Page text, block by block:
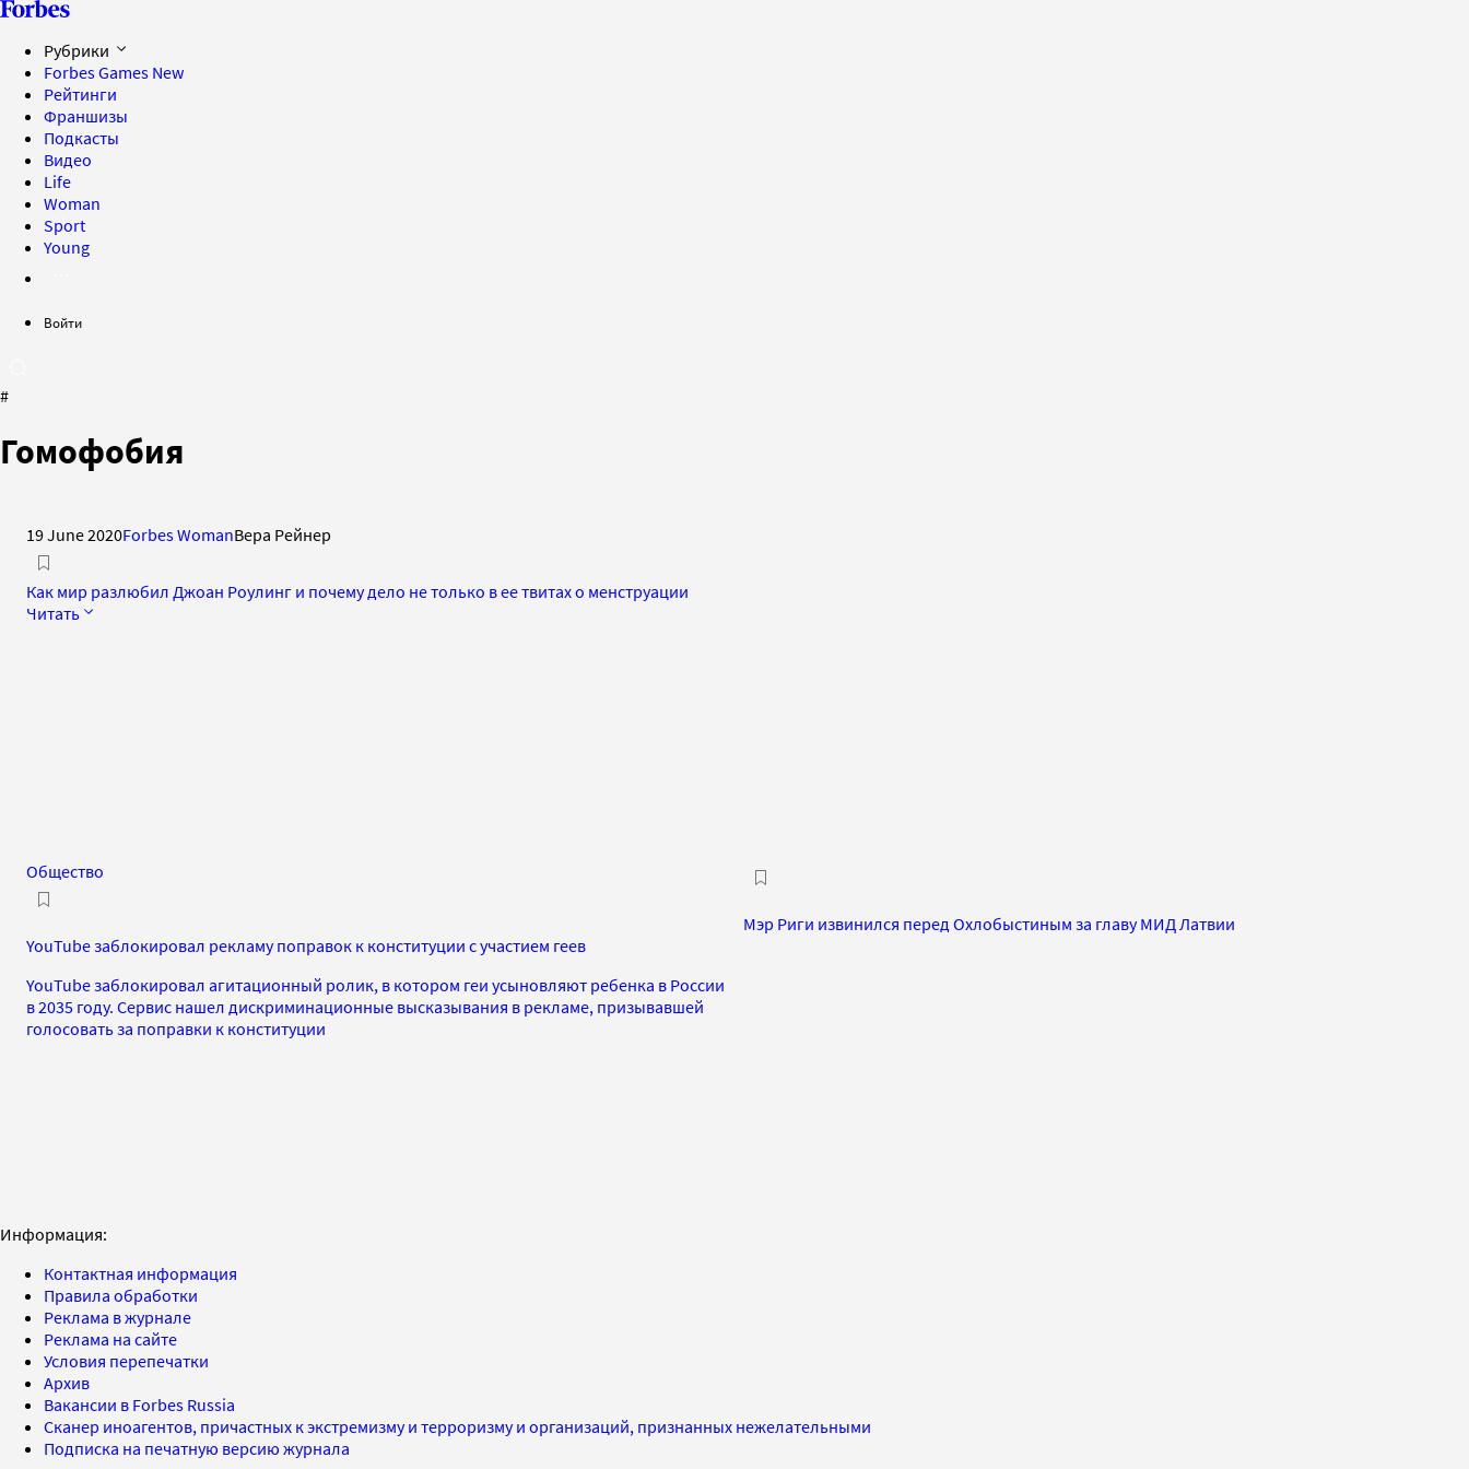
Рубрики
Forbes Games New
Рейтинги
Франшизы
Подкасты
Видео
Life
Woman
Sport
Young
Войти
#
Гомофобия
19 June 2020Forbes WomanВера Рейнер
Как мир разлюбил Джоан Роулинг и почему дело не только в ее твитах о менструации
Читать
Общество
YouTube заблокировал рекламу поправок к конституции с участием геев
YouTube заблокировал агитационный ролик, в котором геи усыновляют ребенка в России
в 2035 году. Сервис нашел дискриминационные высказывания в рекламе, призывавшей
голосовать за поправки к конституции
Мэр Риги извинился перед Охлобыстиным за главу МИД Латвии
Информация:
Контактная информация
Правила обработки
Реклама в журнале
Реклама на сайте
Условия перепечатки
Архив
Вакансии в Forbes Russia
Сканер иноагентов, причастных к экстремизму и терроризму и организаций, признанных нежелательными
Подписка на печатную версию журнала